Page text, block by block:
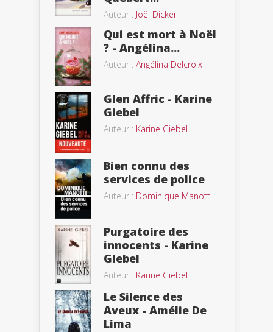
Auteur : Joël Dicker
Qui est mort à Noël
? - Angélina...
Auteur : Angélina Delcroix
Glen Affric - Karine
Giebel
Auteur : Karine Giebel
Bien connu des
services de police
Auteur : Dominique Manotti
Purgatoire des
innocents - Karine
Giebel
Auteur : Karine Giebel
Le Silence des
Aveux - Amélie De
Lima